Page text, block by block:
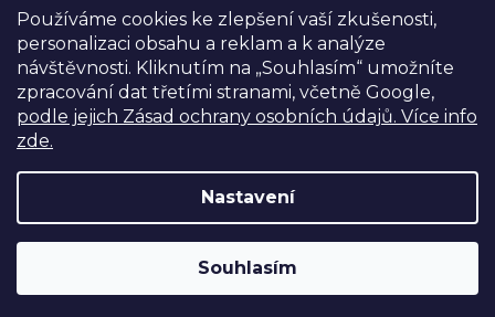
Používáme cookies ke zlepšení vaší zkušenosti,
personalizaci obsahu a reklam a k analýze
návštěvnosti. Kliknutím na „Souhlasím“ umožníte
zpracování dat třetími stranami, včetně Google,
podle jejich Zásad ochrany osobních údajů. Více info
zde.
Nastavení
Souhlasím
Výdejní sklad Praha: PO–PÁ 8:00–16:00. Při objednání a
Vytvořil Shoptet
Copyright 2026FILM-TECHNIKA. Všechna práva vyhrazena.